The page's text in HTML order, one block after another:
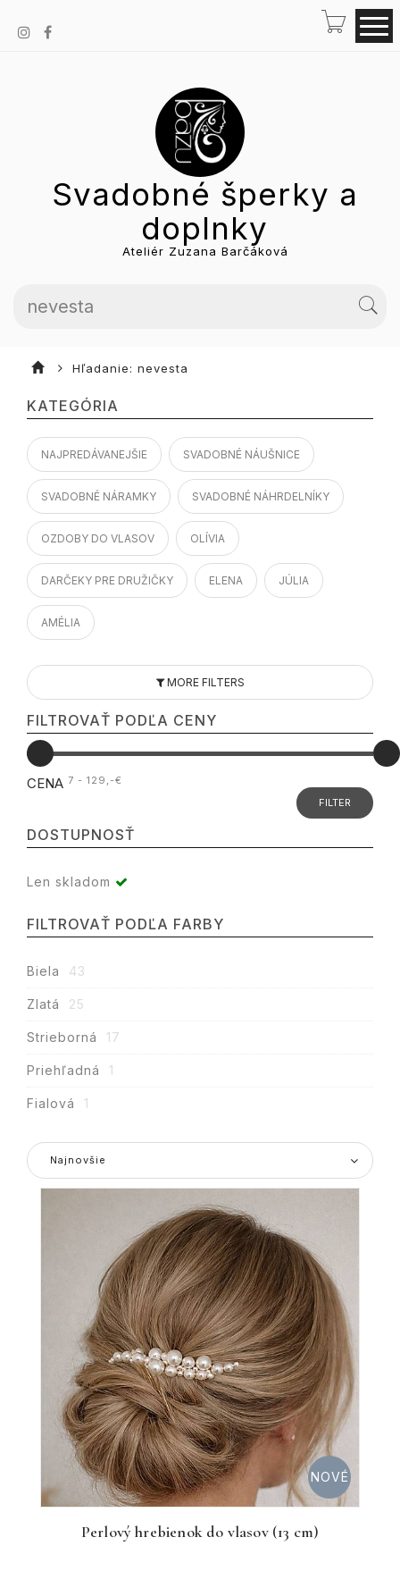
Svadobné šperky a
doplnky
Ateliér Zuzana Barčáková
Hľadanie: nevesta
KATEGÓRIA
NAJPREDÁVANEJŠIE SVADOBNÉ NÁUŠNICE
SVADOBNÉ NÁRAMKY SVADOBNÉ NÁHRDELNÍKY
OZDOBY DO VLASOV OLÍVIA
DARČEKY PRE DRUŽIČKY ELENA JÚLIA
AMÉLIA
MORE FILTERS
FILTROVAŤ PODĽA CENY
CENA 7 - 129 ,-€
DOSTUPNOSŤ
Len skladom
FILTROVAŤ PODĽA FARBY
Biela 43
Zlatá 25
Strieborná 17
Priehľadná 1
Fialová 1
Najnovšie
NOVÉ
Perlový hrebienok do vlasov (13 cm)